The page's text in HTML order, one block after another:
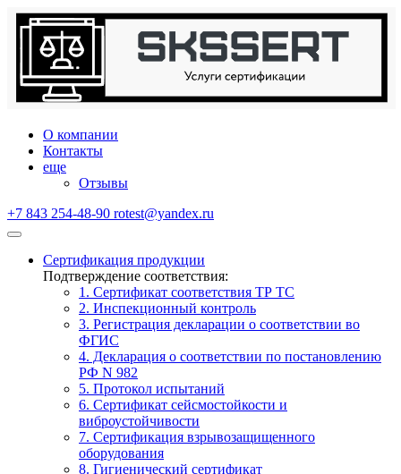
О компании
Контакты
еще
Отзывы
+7 843 254-48-90 rotest@yandex.ru
Сертификация продукции
Подтверждение соответствия:
1. Сертификат соответствия ТР ТС
2. Инспекционный контроль
3. Регистрация декларации о соответствии во
ФГИС
4. Декларация о соответствии по постановлению
РФ N 982
5. Протокол испытаний
6. Сертификат сейсмостойкости и
виброустойчивости
7. Сертификация взрывозащищенного
оборудования
8. Гигиенический сертификат